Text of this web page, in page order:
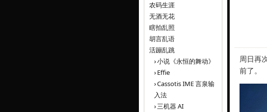
农码生涯
无酒无花
瞎拍乱照
胡言乱语
活蹦乱跳
小说《永恒的舞动》
Effie
Cassotis IME 言泉输
入法
三机器 AI
周日再
前了。